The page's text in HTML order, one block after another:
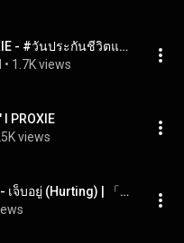
เจ็บอยู่ (Hurting) - PROXIE - #วันประกันชีวิตแห่งชาติครั้งที่22 : 15 July 2023
• 1.7K views
PROXIE
views
Praesun x @PROXIEth  - เจ็บอยู่ (Hurting) | 「Live session」